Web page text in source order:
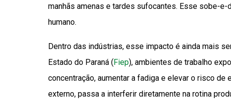
manhãs amenas e tardes sufocantes. Esse sobe-
humano.
Dentro das indústrias, esse impacto é ainda mais
Estado do Paraná (Fiep), ambientes de trabalho
concentração, aumentar a fadiga e elevar o risco
externo, passa a interferir diretamente na rotina